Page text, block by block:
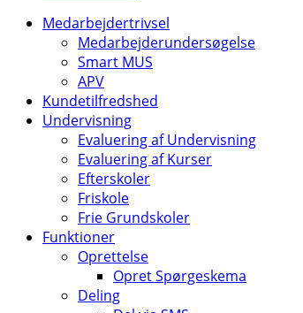
Medarbejdertrivsel
Medarbejderundersøgelse
Smart MUS
APV
Kundetilfredshed
Undervisning
Evaluering af Undervisning
Evaluering af Kurser
Efterskoler
Friskole
Frie Grundskoler
Funktioner
Oprettelse
Opret Spørgeskema
Deling